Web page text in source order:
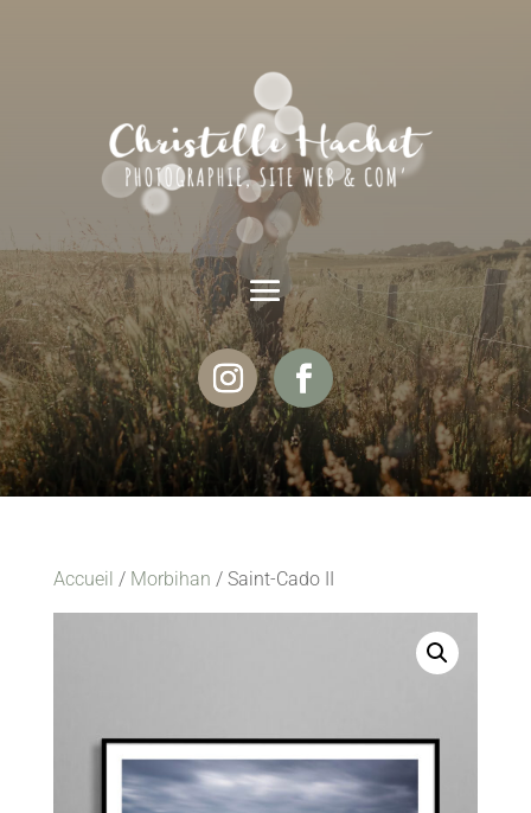
Accueil / Morbihan / Saint-Cado II